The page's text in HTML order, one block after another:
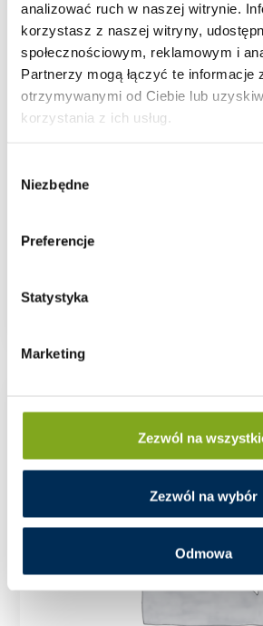
analizować ruch w naszej witrynie.
korzystasz z naszej witryny,
społecznościowym, reklamowym i
Partnerzy mogą łączyć te informacje
otrzymywanymi od Ciebie lub
korzystania z ich usług.
zgody
Niezbędne
Preferencje
Statystyka
Marketing
Zezwól na
Zezwól na wybór
Odmowa